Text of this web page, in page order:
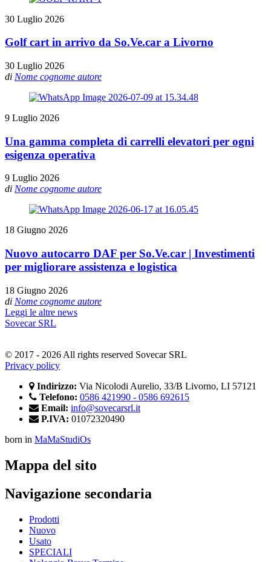
30 Luglio 2026
Golf cart in arrivo da So.Ve.car a Livorno
30 Luglio 2026
di Nome cognome autore
9 Luglio 2026
Una gamma completa di carrelli elevatori per ogni
esigenza operativa
9 Luglio 2026
di Nome cognome autore
18 Giugno 2026
Nuovo autocarro DAF per So.Ve.car | Investimenti
per migliorare assistenza e logistica
18 Giugno 2026
di Nome cognome autore
Leggi le altre news
Sovecar SRL
© 2017 - 2026 All rights reserved Sovecar SRL
Privacy policy
Indirizzo: Via Nicolodi Aurelio, 33/B Livorno, LI 57121
Telefono: 0586 421990 - 0586 692615
Email: info@sovecarsrl.it
P.IVA: 01072320490
born in MaMaStudiOs
Mappa del sito
Navigazione secondaria
Prodotti
Nuovo
Usato
SPECIALI